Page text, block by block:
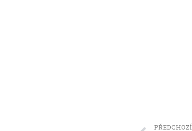
PŘEDCHOZÍ